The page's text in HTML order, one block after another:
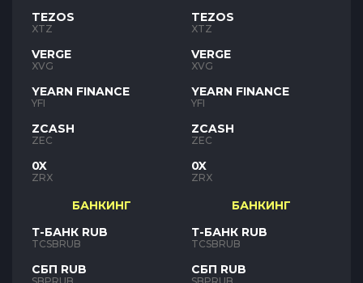
TEZOS
XTZ
VERGE
XVG
YEARN FINANCE
YFI
ZCASH
ZEC
0X
ZRX
БАНКИНГ
Т-БАНК RUB
TCSBRUB
СБП RUB
TEZOS
XTZ
VERGE
XVG
YEARN FINANCE
YFI
ZCASH
ZEC
0X
ZRX
БАНКИНГ
Т-БАНК RUB
TCSBRUB
СБП RUB